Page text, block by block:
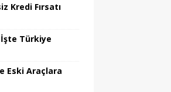
Kredi Fırsatı
İşte Türkiye
Eski Araçlara